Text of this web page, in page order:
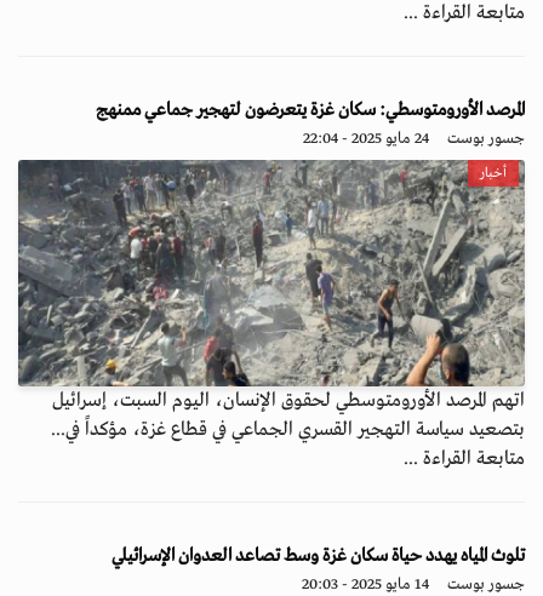
متابعة القراءة ...
المرصد الأورومتوسطي: سكان غزة يتعرضون لتهجير جماعي ممنهج
جسور بوست 24 مايو 2025 - 22:04
أخبار
اتهم المرصد الأورومتوسطي لحقوق الإنسان، اليوم السبت، إسرائيل
بتصعيد سياسة التهجير القسري الجماعي في قطاع غزة، مؤكداً في...
متابعة القراءة ...
تلوث المياه يهدد حياة سكان غزة وسط تصاعد العدوان الإسرائيلي
جسور بوست 14 مايو 2025 - 20:03